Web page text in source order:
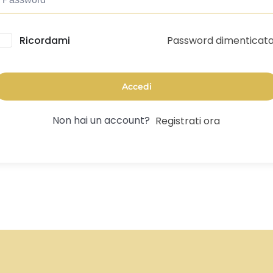
Ricordami Password
Accedi
Non hai un account? Registrati ora